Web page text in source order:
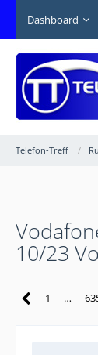
Dashboard
Telefon-Treff
10/23
1 …